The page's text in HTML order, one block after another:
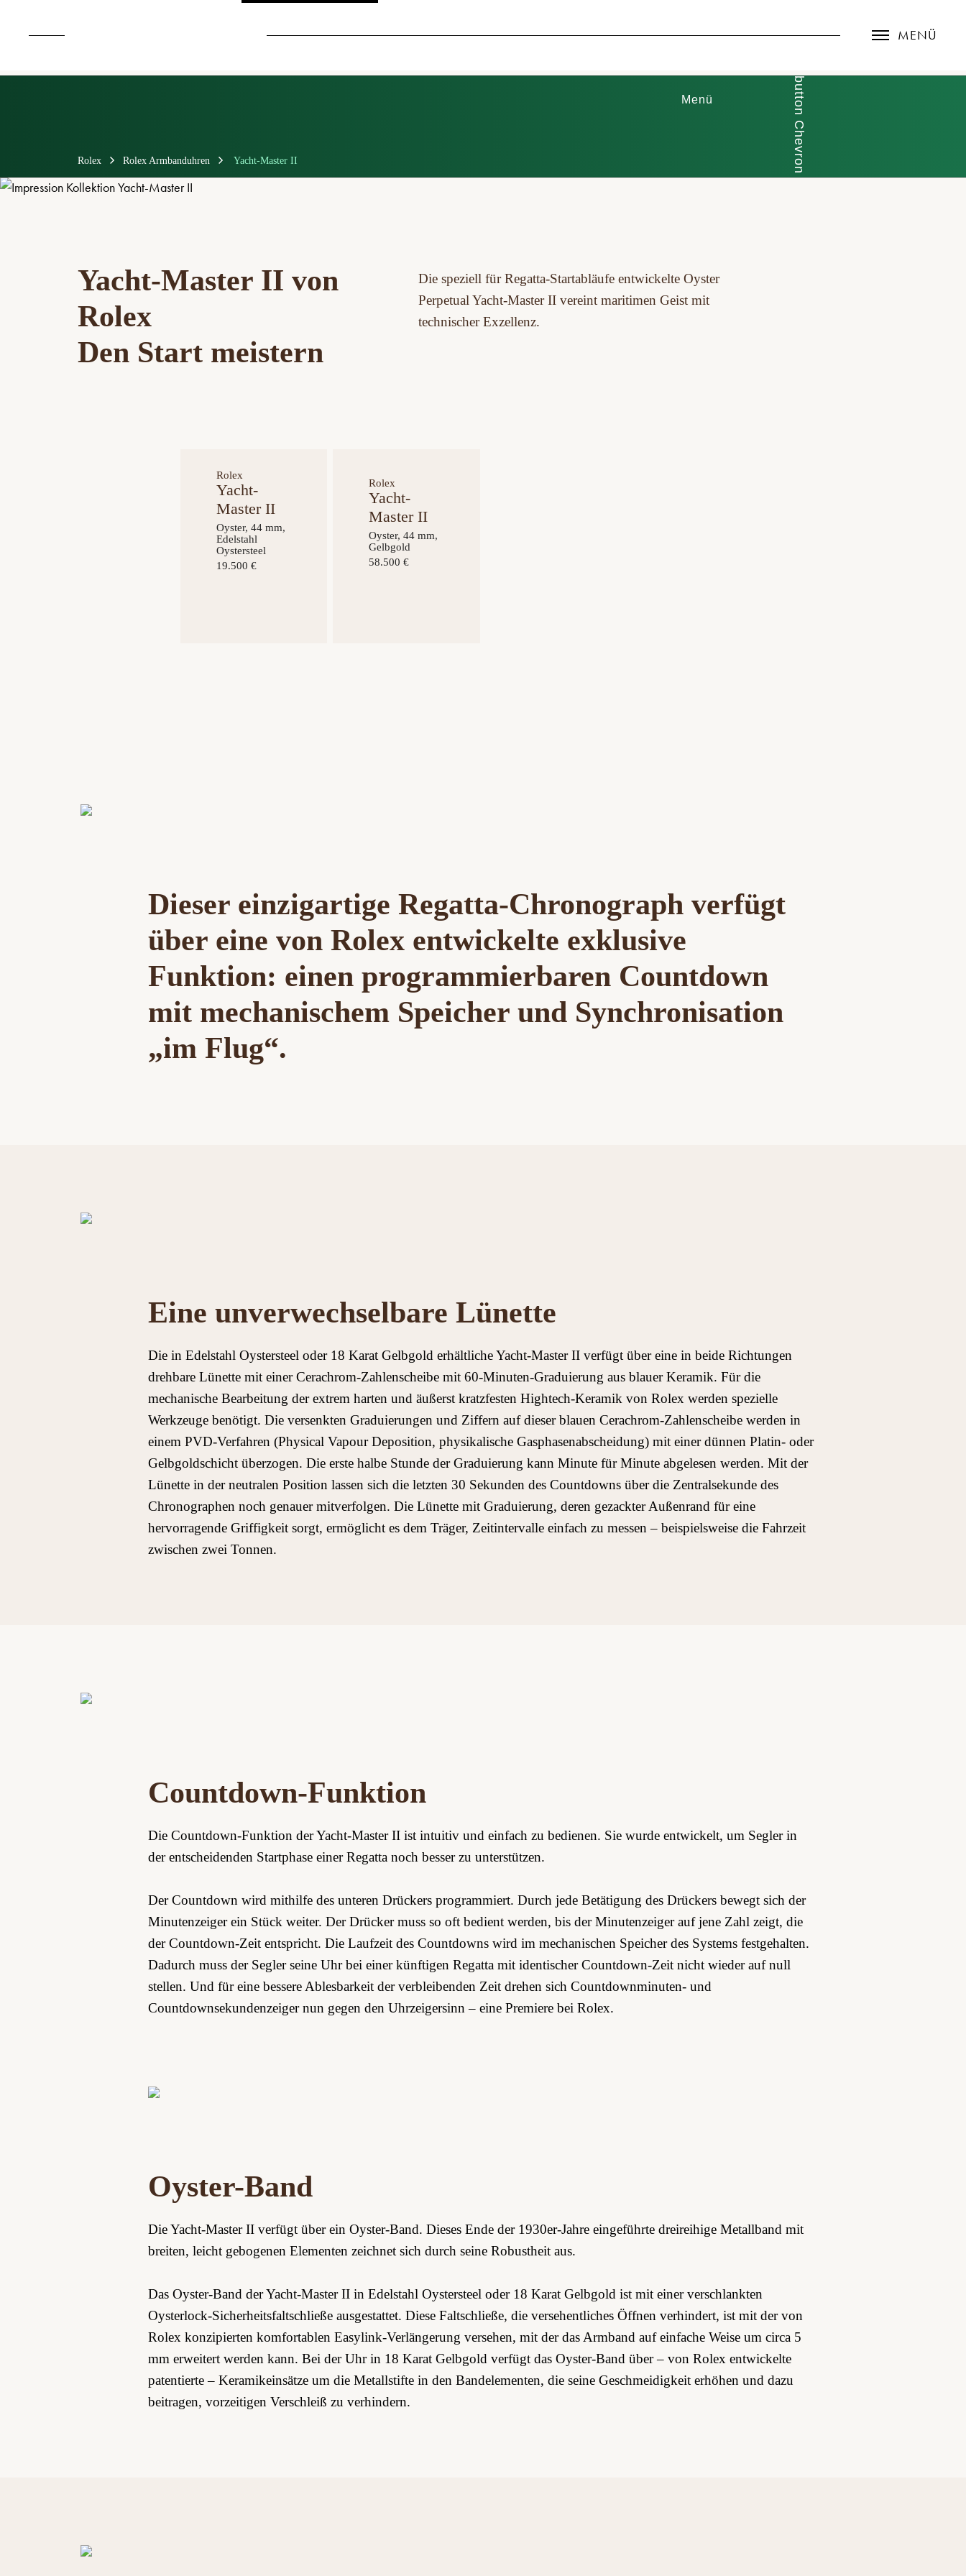
MENÜ
Menü
Rolex Rolex Armbanduhren Yacht-Master II
Yacht‑Master II von
Rolex
Den Start meistern
Die speziell für Regatta-Startabläufe entwickelte Oyster
Perpetual Yacht‑Master II vereint maritimen Geist mit
technischer Exzellenz.
Rolex
Yacht-
Master II
Oyster, 44 mm,
Edelstahl
Oystersteel
19.500 €
Rolex
Yacht-
Master II
Oyster, 44 mm,
Gelbgold
58.500 €
Dieser einzigartige Regatta-Chronograph verfügt
über eine von Rolex entwickelte exklusive
Funktion: einen programmierbaren Countdown
mit mechanischem Speicher und Synchronisation
„im Flug“.
Eine unverwechselbare Lünette
Die in Edelstahl Oystersteel oder 18 Karat Gelbgold erhältliche Yacht‑Master II verfügt über eine in beide Richtungen
drehbare Lünette mit einer Cerachrom-Zahlenscheibe mit 60-Minuten-Graduierung aus blauer Keramik. Für die
mechanische Bearbeitung der extrem harten und äußerst kratzfesten Hightech-Keramik von Rolex werden spezielle
Werkzeuge benötigt. Die versenkten Graduierungen und Ziffern auf dieser blauen Cerachrom-Zahlenscheibe werden in
einem PVD-Verfahren (Physical Vapour Deposition, physikalische Gasphasenabscheidung) mit einer dünnen Platin- oder
Gelbgoldschicht überzogen. Die erste halbe Stunde der Graduierung kann Minute für Minute abgelesen werden. Mit der
Lünette in der neutralen Position lassen sich die letzten 30 Sekunden des Countdowns über die Zentralsekunde des
Chronographen noch genauer mitverfolgen. Die Lünette mit Graduierung, deren gezackter Außenrand für eine
hervorragende Griffigkeit sorgt, ermöglicht es dem Träger, Zeitintervalle einfach zu messen – beispielsweise die Fahrzeit
zwischen zwei Tonnen.
Countdown-Funktion
Die Countdown-Funktion der Yacht‑Master II ist intuitiv und einfach zu bedienen. Sie wurde entwickelt, um Segler in
der entscheidenden Startphase einer Regatta noch besser zu unterstützen.
Der Countdown wird mithilfe des unteren Drückers programmiert. Durch jede Betätigung des Drückers bewegt sich der
Minutenzeiger ein Stück weiter. Der Drücker muss so oft bedient werden, bis der Minutenzeiger auf jene Zahl zeigt, die
der Countdown-Zeit entspricht. Die Laufzeit des Countdowns wird im mechanischen Speicher des Systems festgehalten.
Dadurch muss der Segler seine Uhr bei einer künftigen Regatta mit identischer Countdown-Zeit nicht wieder auf null
stellen. Und für eine bessere Ablesbarkeit der verbleibenden Zeit drehen sich Countdownminuten- und
Countdownsekundenzeiger nun gegen den Uhrzeigersinn – eine Premiere bei Rolex.
Oyster-Band
Die Yacht‑Master II verfügt über ein Oyster-Band. Dieses Ende der 1930er-Jahre eingeführte dreireihige Metallband mit
breiten, leicht gebogenen Elementen zeichnet sich durch seine Robustheit aus.
Das Oyster-Band der Yacht‑Master II in Edelstahl Oystersteel oder 18 Karat Gelbgold ist mit einer verschlankten
Oysterlock-Sicherheitsfaltschließe ausgestattet. Diese Faltschließe, die versehentliches Öffnen verhindert, ist mit der von
Rolex konzipierten komfortablen Easylink-Verlängerung versehen, mit der das Armband auf einfache Weise um circa 5
mm erweitert werden kann. Bei der Uhr in 18 Karat Gelbgold verfügt das Oyster-Band über – von Rolex entwickelte
patentierte – Keramikeinsätze um die Metallstifte in den Bandelementen, die seine Geschmeidigkeit erhöhen und dazu
beitragen, vorzeitigen Verschleiß zu verhindern.